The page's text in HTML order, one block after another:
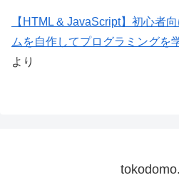
【HTML & JavaScript】初心者
ムを自作してプログラミングを
より